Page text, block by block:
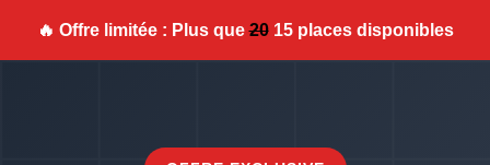
🔥 Offre limitée : Plus que2015 places disponibles